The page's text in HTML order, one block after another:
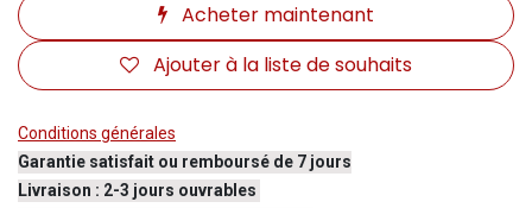
Acheter maintenant
Ajouter à la liste de souhaits
Conditions générales
Garantie satisfait ou remboursé de 7 jours
Livraison : 2-3 jours ouvrables